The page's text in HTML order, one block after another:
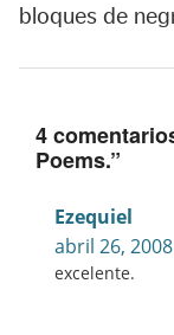
bloques de
4
Poems.”
Ezequiel
abril 26,
excelente.